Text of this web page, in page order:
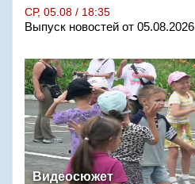
СР, 05.08 / 18:35
Выпуск новостей от 05.08.2026
Видеосюжет